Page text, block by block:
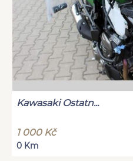
Kawasaki Ostatn...
1 000 Kč
0 Km